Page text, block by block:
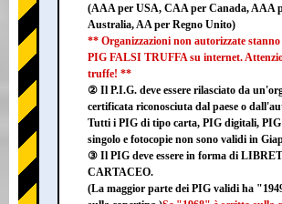
(AAA per USA, CAA per Canada, AAA
Australia, AA per Regno Unito)
** Organizzazioni non autorizzate stanno
PIG FALSI TRUFFA su internet.
truffe! **
② Il P.I.G. deve essere rilasciato da
certificata riconosciuta dal paese o
Tutti i PIG di tipo carta, PIG digitali, PIG
singolo e fotocopie non sono validi in
③ Il PIG deve essere in forma di
CARTACEO.
(La maggior parte dei PIG validi ha